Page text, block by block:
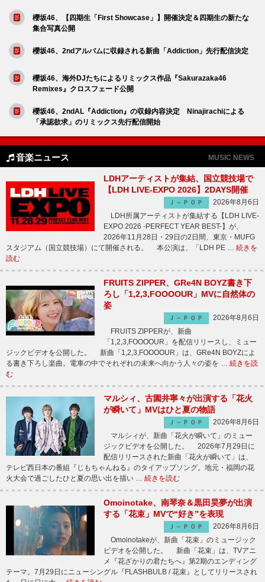
櫻坂46、【四期生「First Showcase」】開催決定＆四期生の新たな
集合写真公開
櫻坂46、2ndアルバムに収録される新曲「Addiction」先行配信決定
櫻坂46、海外DJたちによるリミックス作品『Sakurazaka46
Remixes』クロスフェード公開
櫻坂46、2ndAL『Addiction』の収録内容決定 Ninajirachiによる
「承認欲求」のリミックス先行配信開始
音楽ニュース MUSIC NEWS
LDHアーティストが集結、国立競技場で
【LDH LIVE-EXPO 2026】2DAYS開催
Ｊ－ＰＯＰ
2026年8月6日
LDH所属アーティストが集結する【LDH LIVE-
EXPO 2026 -PERFECT YEAR BEST-】が、
2026年11月28日・29日の2日間、東京・MUFG
スタジアム（国立競技場）にて開催される。 本公演は、「LDH PE … 続きを
読む
FRUITS ZIPPER、GRe4N BOYZ書き下
ろし「1,2,3,FOOOOUR」MVに自然体の
姿
Ｊ－ＰＯＰ
2026年8月6日
FRUITS ZIPPERが、新曲
「1,2,3,FOOOOUR」を配信リリースし、ミュー
ジックビデオを公開した。 新曲「1,2,3,FOOOOUR」は、GRe4N BOYZによ
る書き下ろし楽曲。電車の中でそれぞれの未来へ向かう人々の姿を … 続きを読
む
マルシィ、古園井寧々が出演する「花火
が瞬いて」MVはひと夏の物語
Ｊ－ＰＯＰ
2026年8月6日
マルシィが、新曲「花火が瞬いて」のミュー
ジックビデオを公開した。 2026年7月29日に
配信リリースされた新曲「花火が瞬いて」は、
テレビ西日本の番組『じもちゃんねる』のタイアップソング。地元・福岡の花
火大会で過ごしたひと夏の思い出を描い … 続きを読む
Omoinotake、南琴奈＆黒田昊夢が出演
する「花束」MVで“好き”を表現
Ｊ－ＰＯＰ
2026年8月6日
Omoinotakeが、新曲「花束」のミュージック
ビデオを公開した。 新曲「花束」は、TVアニ
メ『花ざかりの君たちへ』第2期のエンディング
テーマ。7月29日にニューシングル『FLASHBULB / 花束』としてリリースされ